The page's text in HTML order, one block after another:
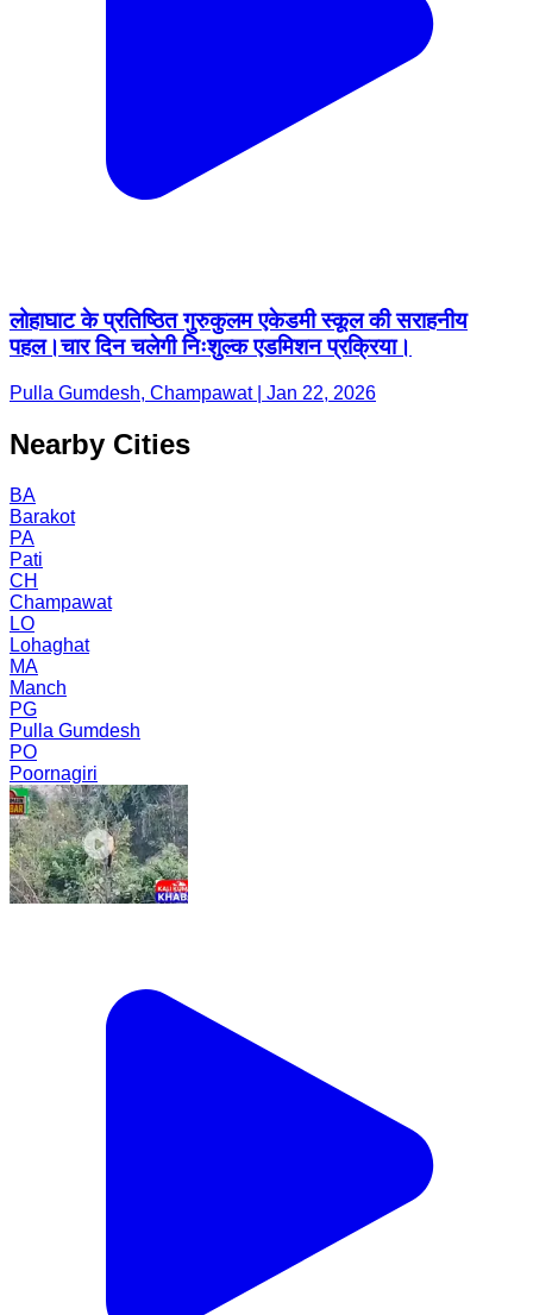
लोहाघाट के प्रतिष्ठित गुरुकुलम एकेडमी स्कूल की सराहनीय
पहल।चार दिन चलेगी निःशुल्क एडमिशन प्रक्रिया।
Pulla Gumdesh, Champawat | Jan 22, 2026
Nearby Cities
BA
Barakot
PA
Pati
CH
Champawat
LO
Lohaghat
MA
Manch
PG
Pulla Gumdesh
PO
Poornagiri